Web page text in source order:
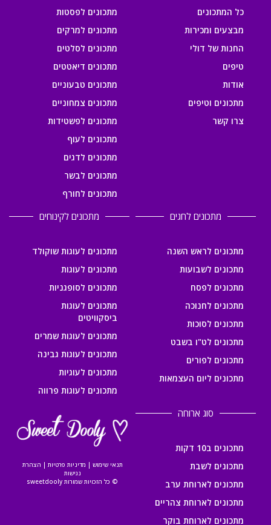
כל המתכונים
מבצעים ומכירות
החנות של דולי
טיפים
אודות
מתכונים וטיפים
צרו קשר
מתכונים לפסטות
מתכונים למרקים
מתכונים לסלטים
מתכונים דיאטטים
מתכונים טבעוניים
מתכונים צמחוניים
מתכונים לפשטידות
מתכונים לעוף
מתכונים לדגים
מתכונים לבשר
מתכונים לחורף
מתכונים לחגים
מתכונים לראש השנה
מתכונים לשבועות
מתכונים לפסח
מתכונים לחנוכה
מתכונים לסוכות
מתכונים לט"ו בשבט
מתכונים לפורים
מתכונים ליום העצמאות
מתכונים לקינוחים
מתכונים לעוגות שוקולד
מתכונים לעוגות
מתכונים לסופגניות
מתכונים לעוגות
ביסקוויטים
מתכונים לעוגות שמרים
מתכונים לעוגות גבינה
מתכונים לעוגיות
מתכונים לעוגות פרווה
סוג ארוחה
מתכונים ב10 דקות
מתכונים לשבת
מתכונים לארוחת ערב
מתכונים לארוחת צהריים
מתכונים לארוחת בוקר
תנאי שימוש | מדיניות פרטיות | הצהרת
נגישות
© כל הזכויות שמורות sweetdooly